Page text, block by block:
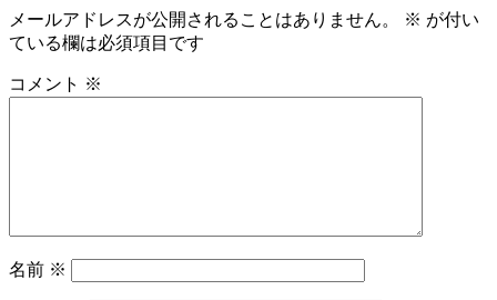
メールアドレスが公開されることはありません。 ※ が付い
ている欄は必須項目です
コメント ※
名前 ※